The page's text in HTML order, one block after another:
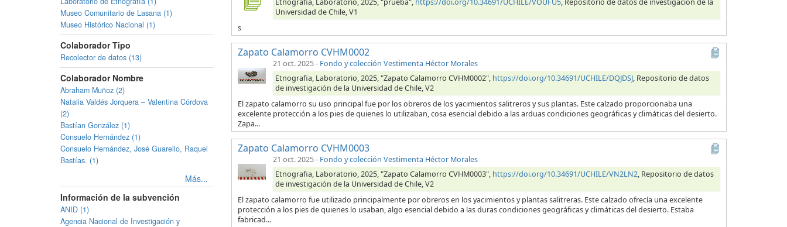
Museo Comunitario de Lasana (1)
Museo Histórico Nacional (1)
Colaborador Tipo
Recolector de datos (13)
Colaborador Nombre
Abraham Muñoz (2)
Natalia Valdés Jorquera – Valentina Córdova
(2)
Bastían González (1)
Consuelo Hernández (1)
Consuelo Hernández, José Guarello, Raquel
Bastías. (1)
Más...
Información de la subvención
ANID (1)
Agencia Nacional de Investigación y
Etnografia, Laboratorio, 2025, "prueba", https://doi.org/10.34691/UCHILE/VOUFU5, Repositorio de datos de investigación de la
Universidad de Chile, V1
s
Zapato Calamorro CVHM0002
21 oct. 2025- Fondo y colección Vestimenta Héctor Morales
Etnografia, Laboratorio, 2025, "Zapato Calamorro CVHM0002", https://doi.org/10.34691/UCHILE/DQJDSJ, Repositorio de datos
de investigación de la Universidad de Chile, V2
El zapato calamorro su uso principal fue por los obreros de los yacimientos salitreros y sus plantas. Este calzado proporcionaba una
excelente protección a los pies de quienes lo utilizaban, cosa esencial debido a las arduas condiciones geográficas y climáticas del desierto.
Zapa...
Zapato Calamorro CVHM0003
21 oct. 2025- Fondo y colección Vestimenta Héctor Morales
Etnografia, Laboratorio, 2025, "Zapato Calamorro CVHM0003", https://doi.org/10.34691/UCHILE/VN2LN2, Repositorio de datos
de investigación de la Universidad de Chile, V2
El zapato calamorro fue utilizado principalmente por obreros en los yacimientos y plantas salitreras. Este calzado ofrecía una excelente
protección a los pies de quienes lo usaban, algo esencial debido a las duras condiciones geográficas y climáticas del desierto. Estaba
fabricad...